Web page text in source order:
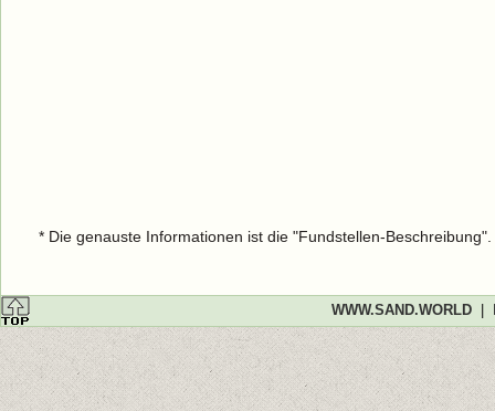
* Die genauste Informationen ist die "Fundstellen-
WWW.SAND.WORLD|